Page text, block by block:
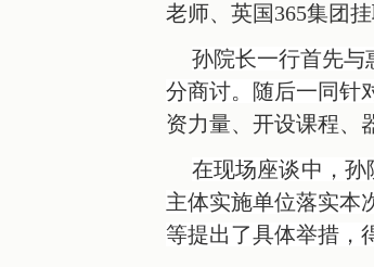
老师、英国365集团
孙院长一行首先与
分商讨。随后一同针
资力量、开设课程、
在现场座谈中，
主体实施单位落实本
等提出了具体举措，